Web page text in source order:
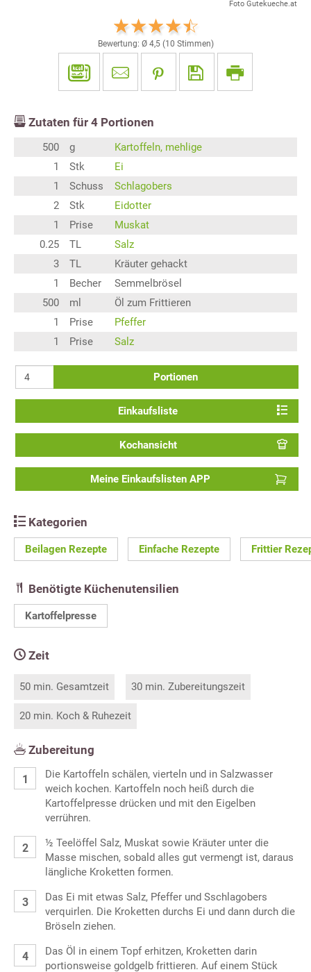
Foto Gutekueche.at
Bewertung: Ø 4,5(10 Stimmen)
Zutaten für 4 Portionen
500 g
Kartoffeln, mehlige
1
Stk
Ei
1
Schuss
Schlagobers
2
Stk
Eidotter
1
Prise
Muskat
0.25
TL
Salz
3
TL
Kräuter gehackt
1
Becher
Semmelbrösel
500
ml
Öl zum Frittieren
1
Prise
Pfeffer
1
Prise Salz
Portionen
Einkaufsliste
Kochansicht
Meine Einkaufslisten APP
Kategorien
Beilagen Rezepte Einfache Rezepte Frittier
Benötigte Küchenutensilien
Kartoffelpresse
Zeit
50 min. Gesamtzeit 30 min. Zubereitungszeit
20 min. Koch & Ruhezeit
Zubereitung
Die Kartoffeln schälen, vierteln und in Salzwasser
weich kochen. Kartoffeln noch heiß durch die
Kartoffelpresse drücken und mit den Eigelben
verrühren.
½ Teelöffel Salz, Muskat sowie Kräuter unter die
Masse mischen, sobald alles gut vermengt ist, daraus
längliche Kroketten formen.
Das Ei mit etwas Salz, Pfeffer und Sschlagobers
verquirlen. Die Kroketten durchs Ei und dann durch die
Bröseln ziehen.
Das Öl in einem Topf erhitzen, Kroketten darin
portionsweise goldgelb frittieren. Auf einem Stück